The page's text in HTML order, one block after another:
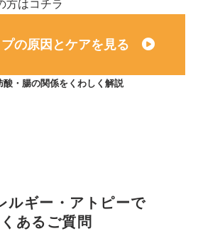
方はコチラ
の原因とケアを見る
・腸の関係をくわしく解説
ルギー・アトピーで
あるご質問